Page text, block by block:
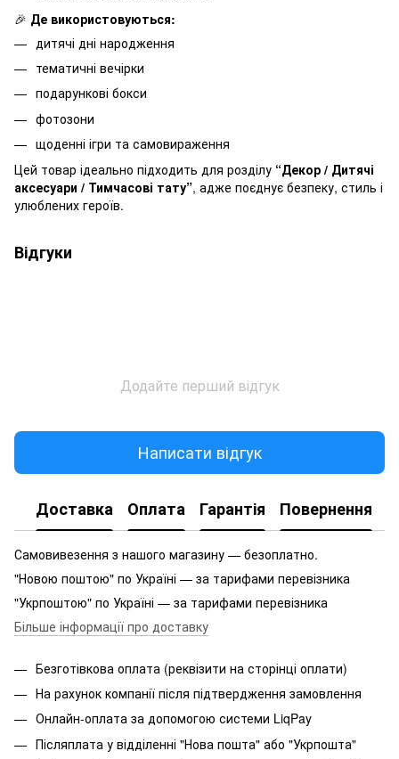
🎉 Де використовуються:
дитячі дні народження
тематичні вечірки
подарункові бокси
фотозони
щоденні ігри та самовираження
Цей товар ідеально підходить для розділу “Декор / Дитячі
аксесуари / Тимчасові тату”, адже поєднує безпеку, стиль і
улюблених героїв.
Відгуки
Додайте перший відгук
Написати відгук
Доставка Оплата Гарантія Повернення
Самовивезення з нашого магазину — безоплатно.
"Новою поштою" по Україні — за тарифами перевізника
"Укрпоштою" по Україні — за тарифами перевізника
Більше інформації про доставку
Безготівкова оплата (реквізити на сторінці оплати)
На рахунок компанії після підтвердження замовлення
Онлайн-оплата за допомогою системи LiqPay
Післяплата у відділенні "Нова пошта" або "Укрпошта"